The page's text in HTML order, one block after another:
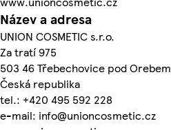
Název a adresa
UNION COSMETIC s.r.o.
Za tratí 975
503 46 Třebechovice pod Orebem
Česká republika
tel.: +420 495 592 228
e-mail: info@unioncosmetic.cz